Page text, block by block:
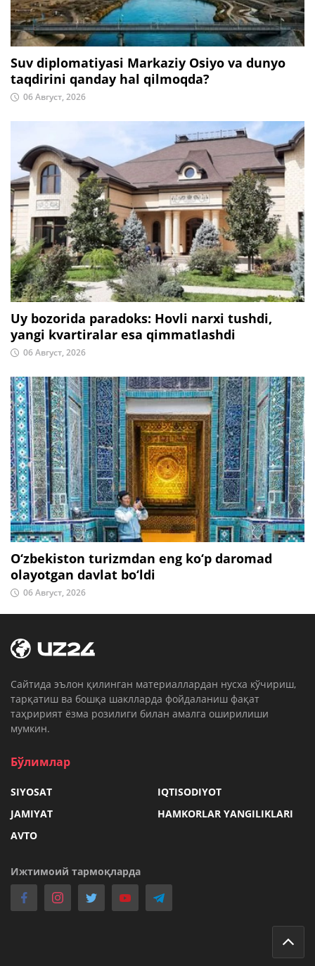
Suv diplomatiyasi Markaziy Osiyo va dunyo
taqdirini qanday hal qilmoqda?
06 Август, 2026
Uy bozorida paradoks: Hovli narxi tushdi,
yangi kvartiralar esa qimmatlashdi
06 Август, 2026
O‘zbekiston turizmdan eng ko‘p daromad
olayotgan davlat bo‘ldi
06 Август, 2026
Cайтида эълон қилинган материаллардан нусха кўчириш,
тарқатиш ва бошқа шаклларда фойдаланиш фақат
таҳририят ёзма розилиги билан амалга оширилиши
мумкин.
Бўлимлар
SIYOSAT
IQTISODIYOT
JAMIYAT
HAMKORLAR YANGILIKLARI
AVTO
Ижтимоий тармоқларда